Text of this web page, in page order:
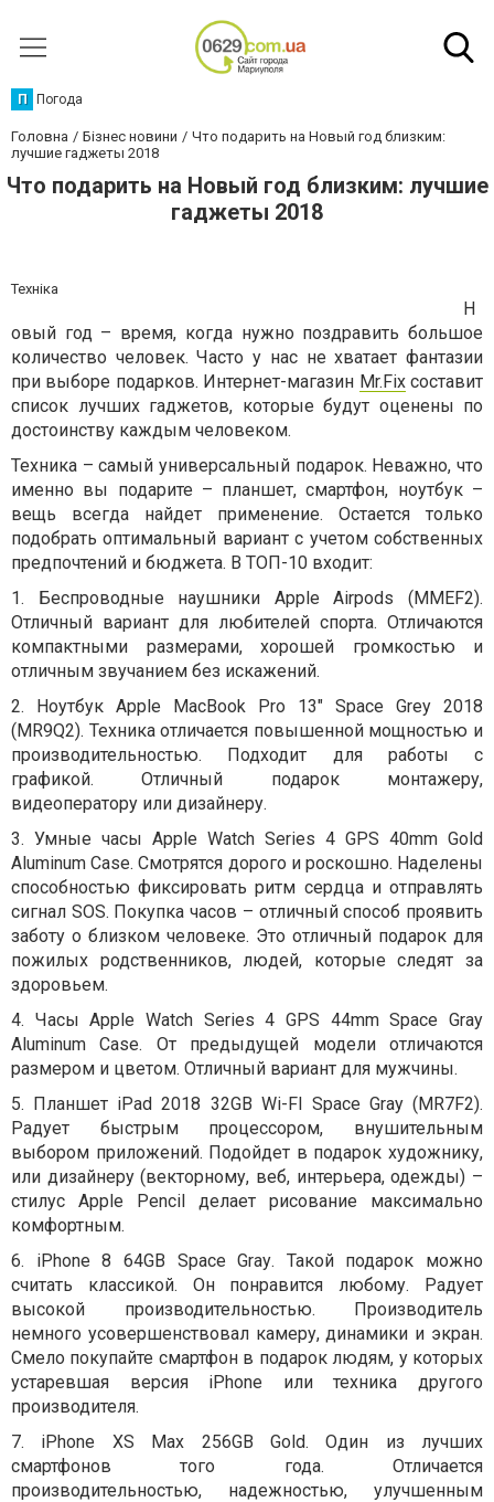
П Погода
Головна Бізнес новини
Что подарить на Новый год близким:
лучшие гаджеты 2018
Что подарить на Новый год близким: лучшие
гаджеты 2018
Техніка
Н
овый год – время, когда нужно поздравить большое
количество человек. Часто у нас не хватает фантазии
при выборе подарков. Интернет-магазин Mr.Fixсоставит
список лучших гаджетов, которые будут оценены по
достоинству каждым человеком.
Техника – самый универсальный подарок. Неважно, что
именно вы подарите – планшет, смартфон, ноутбук –
вещь всегда найдет применение. Остается только
подобрать оптимальный вариант с учетом собственных
предпочтений и бюджета. В ТОП-10 входит:
1. Беспроводные наушники Apple Аirpods (MMEF2).
Отличный вариант для любителей спорта. Отличаются
компактными размерами, хорошей громкостью и
отличным звучанием без искажений.
2. Ноутбук Apple MacBook Pro 13" Space Grey 2018
(MR9Q2). Техника отличается повышенной мощностью и
производительностью. Подходит для работы с
графикой. Отличный подарок монтажеру,
видеоператору или дизайнеру.
3. Умные часы Apple Watch Series 4 GPS 40mm Gold
Aluminum Case.Смотрятся дорого и роскошно. Наделены
способностью фиксировать ритм сердца и отправлять
сигнал SOS. Покупка часов – отличный способ проявить
заботу о близком человеке. Это отличный подарок для
пожилых родственников, людей, которые следят за
здоровьем.
4. ЧасыApple Watch Series 4 GPS 44mm Space Gray
Aluminum Case. От предыдущей модели отличаются
размером и цветом. Отличный вариант для мужчины.
5. Планшет iPad 2018 32GB Wi-FI Space Gray (MR7F2).
Радует быстрым процессором, внушительным
выбором приложений. Подойдет в подарок художнику,
или дизайнеру (векторному, веб, интерьера, одежды) –
стилус Apple Pencil делает рисование максимально
комфортным.
6. iPhone 8 64GB Space Gray. Такой подарок можно
считать классикой. Он понравится любому. Радует
высокой производительностью. Производитель
немного усовершенствовал камеру, динамики и экран.
Смело покупайте смартфон в подарок людям, у которых
устаревшая версия iPhone или техника другого
производителя.
7. iPhone XS Max 256GB Gold.Один из лучших
смартфонов того года. Отличается
производительностью, надежностью, улучшенным